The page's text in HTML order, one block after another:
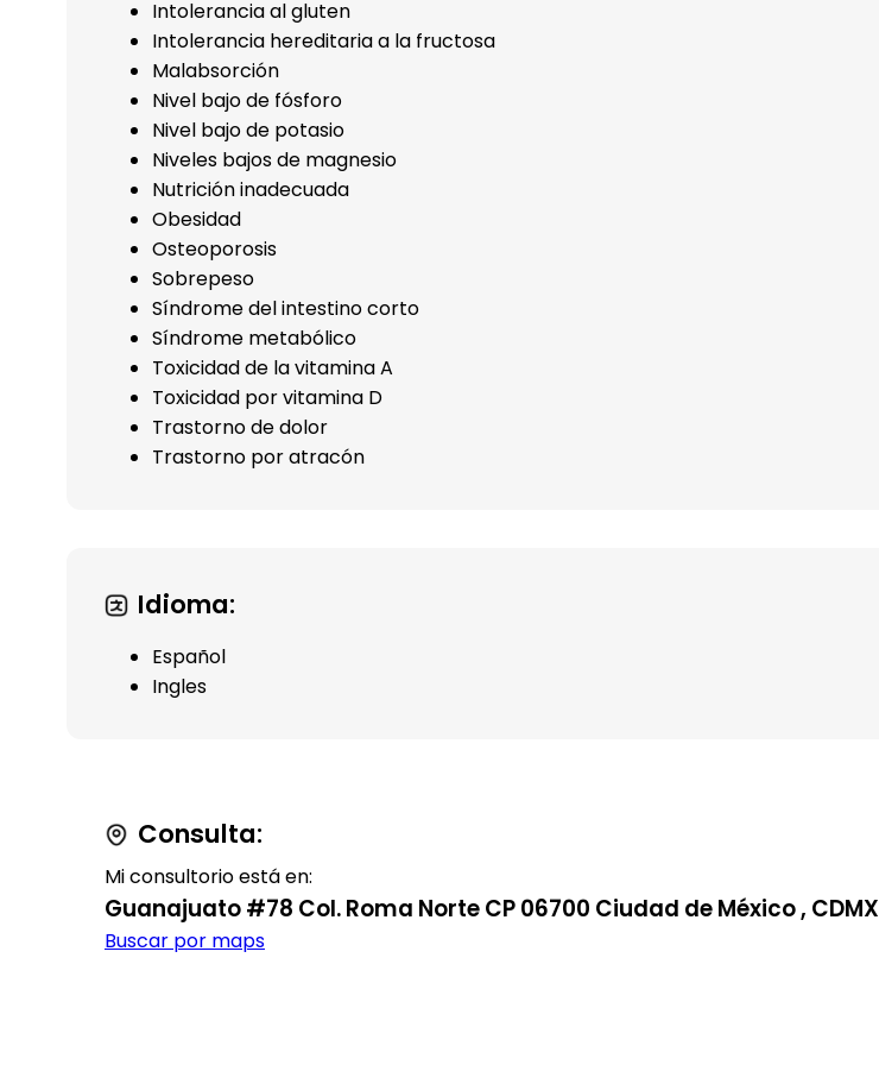
Intolerancia al gluten
Intolerancia hereditaria a la fructosa
Malabsorción
Nivel bajo de fósforo
Nivel bajo de potasio
Niveles bajos de magnesio
Nutrición inadecuada
Obesidad
Osteoporosis
Sobrepeso
Síndrome del intestino corto
Síndrome metabólico
Toxicidad de la vitamina A
Toxicidad por vitamina D
Trastorno de dolor
Trastorno por atracón
Idioma:
Español
Ingles
Consulta:
Mi consultorio está en:
Guanajuato #78 Col. Roma Norte CP 06700 Ciudad de México , CDMX
Buscar por maps